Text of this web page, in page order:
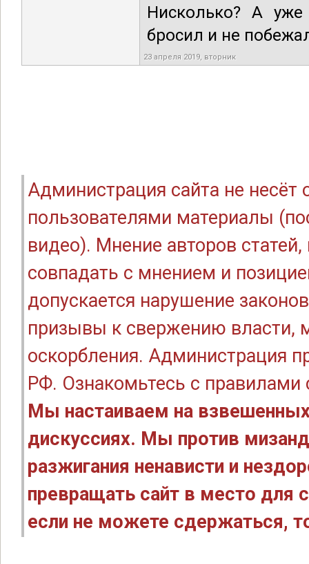
Нисколько? А
бросил и не
23 апреля 2019, вторник
Администрация сайта не
пользователями материалы
видео). Мнение авторов
совпадать с мнением и
допускается нарушение
призывы к свержению власти,
оскорбления. Администрация
РФ. Ознакомьтесь с правилами
Мы настаиваем на
дискуссиях. Мы против
разжигания ненависти и
превращать сайт в место для
если не можете сдержаться,